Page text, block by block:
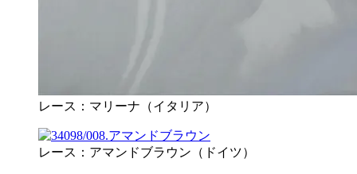
レース：マリーナ（イタリア）
レース：アマンドブラウン（ドイツ）